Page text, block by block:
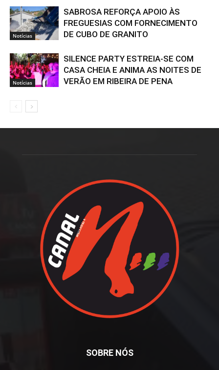
Notícias
SABROSA REFORÇA APOIO ÀS
FREGUESIAS COM FORNECIMENTO
DE CUBO DE GRANITO
Notícias
SILENCE PARTY ESTREIA-SE COM
CASA CHEIA E ANIMA AS NOITES DE
VERÃO EM RIBEIRA DE PENA
SOBRE NÓS